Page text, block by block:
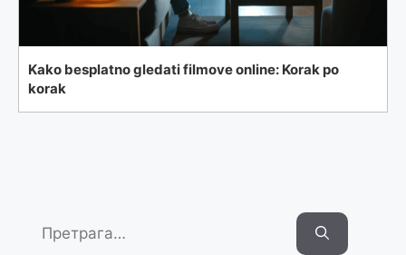
Kako besplatno gledati filmove online: Korak po
korak
for: